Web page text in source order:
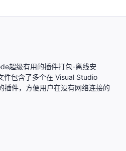
超级有用的插件打包-离线安
包含了多个在 Visual Studio
插件，方便用户在没有网络连接的